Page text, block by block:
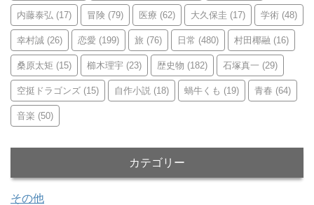
内藤泰弘 (17) 冒険 (79) 医療 (62) 大久保圭 (17) 学術 (48)
幸村誠 (26) 恋愛 (199) 旅 (76) 日常 (480) 村田椰融 (16)
桑原太矩 (15) 櫛木理宇 (23) 歴史物 (182) 石塚真一 (29)
空挺ドラゴンズ (15) 自作小説 (18) 蝸牛くも (19) 青春 (64)
音楽 (50)
カテゴリー
その他